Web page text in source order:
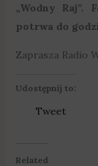
„Wodny Raj”.
potrwa do
Zaprasza Radio
Udostępnij to:
Tweet
Related